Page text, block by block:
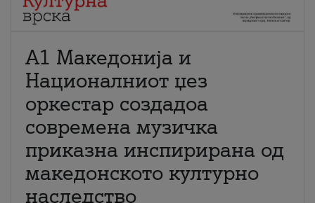
А1 Македонија и
Националниот џез
оркестар создадоа
современа музичка
приказна инспирирана од
македонското културно
наследство